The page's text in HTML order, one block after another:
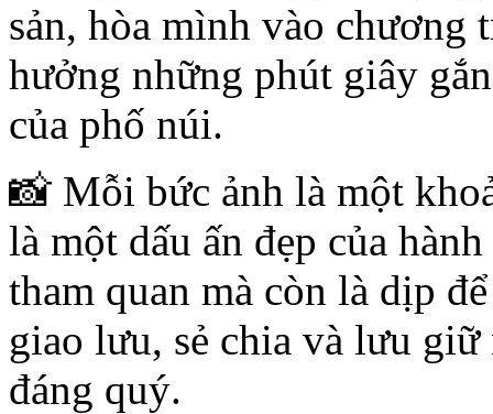
sản, hòa mình vào chương
hưởng những phút giây
của phố núi.
📸 Mỗi bức ảnh là một
là một dấu ấn đẹp của
tham quan mà còn là dịp
giao lưu, sẻ chia và lưu
đáng quý.